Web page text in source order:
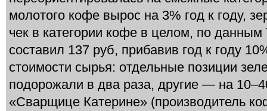
молотого кофе вырос на 3% год к году,
чек в категории кофе в целом, по
составил 137 руб, прибавив год к году
стоимости сырья: отдельные позиции
подорожали в два раза, другие — на
«Сварщице Катерине» (производитель